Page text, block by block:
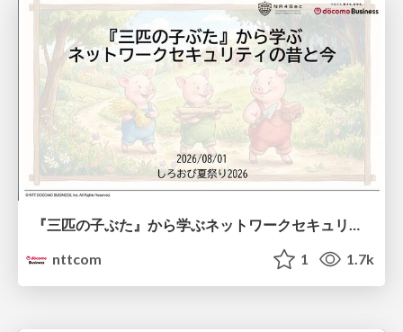
『三匹の子ぶた』から学ぶネットワークセキュリティの昔と今 / Network Security: Then and Now Through the Lens of The Three Little Pigs
nttcom
1 1.7k